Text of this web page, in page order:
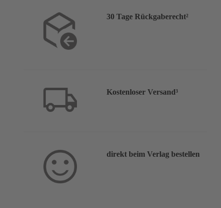
30 Tage Rückgaberecht²
Kostenloser Versand³
direkt beim Verlag bestellen